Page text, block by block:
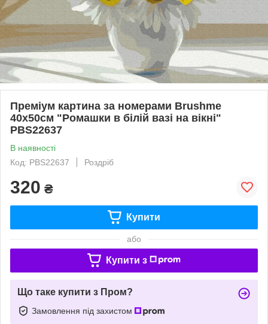
Преміум картина за номерами Brushme
40x50см "Ромашки в білій вазі на вікні"
PBS22637
В наявності
Код: PBS22637
Роздріб
320 ₴
Купити
або
Купити з
Що таке купити з Пром?
Замовлення під захистом